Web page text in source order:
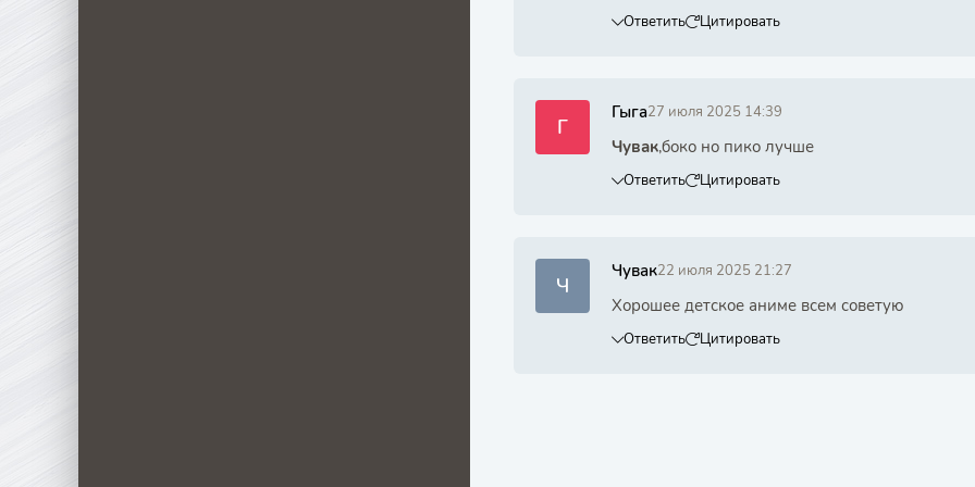
Ответить Цитировать
Г
Гыга27 июля 2025 14:39
Чувак,боко но пико лучше
Ответить Цитировать
Ч
Чувак22 июля 2025 21:27
Хорошее детское аниме всем советую
Ответить Цитировать